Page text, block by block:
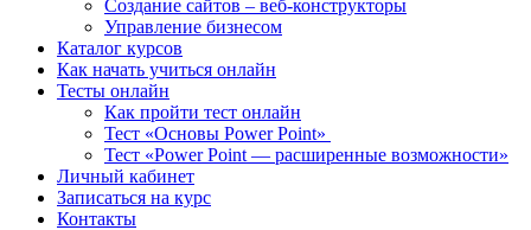
Создание сайтов – веб-конструкторы
Управление бизнесом
Каталог курсов
Как начать учиться онлайн
Тесты онлайн
Как пройти тест онлайн
Тест «Основы Power Point»
Тест «Power Point — расширенные возможности»
Личный кабинет
Записаться на курс
Контакты